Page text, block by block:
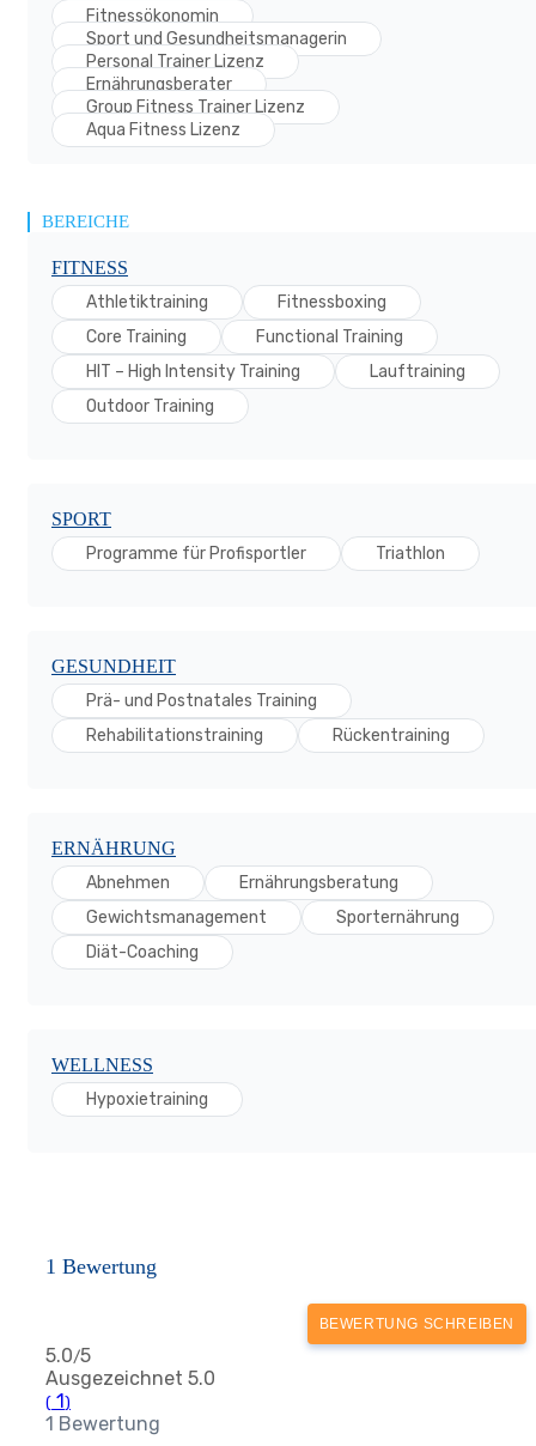
Fitnessökonomin
Sport und Gesundheitsmanagerin
Personal Trainer Lizenz
Ernährungsberater
Group Fitness Trainer Lizenz
Aqua Fitness Lizenz
BEREICHE
FITNESS
Athletiktraining
Fitnessboxing
Core Training
Functional Training
HIT – High Intensity Training
Lauftraining
Outdoor Training
SPORT
Programme für Profisportler
Triathlon
GESUNDHEIT
Prä- und Postnatales Training
Rehabilitationstraining
Rückentraining
ERNÄHRUNG
Abnehmen
Ernährungsberatung
Gewichtsmanagement
Sporternährung
Diät-Coaching
WELLNESS
Hypoxietraining
1 Bewertung
BEWERTUNG SCHREIBEN
5.0/5
Ausgezeichnet 5.0
( 1)
1 Bewertung